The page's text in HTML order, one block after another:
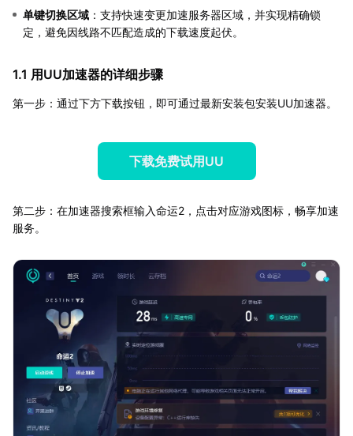
单键切换区域 ：支持快速变更加速服务器区域，并实现精确锁
定，避免因线路不匹配造成的下载速度起伏。
1.1 用UU加速器的详细步骤
第一步：通过下方下载按钮，即可通过最新安装包安装UU加速器。
下载免费试用UU
第二步：在加速器搜索框输入命运2，点击对应游戏图标，畅享加速
服务。